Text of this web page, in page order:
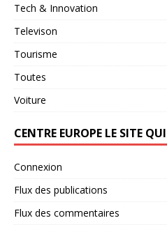
Tech & Innovation
Televison
Tourisme
Toutes
Voiture
CENTRE EUROPE LE SITE
Connexion
Flux des publications
Flux des commentaires